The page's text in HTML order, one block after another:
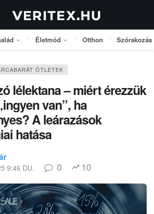
Életmód Otthon Szórakozás
ÖTLETEK
lélektana – miért érezzük
van”, ha
A leárazások
hatása
9:46 DU. 0 10